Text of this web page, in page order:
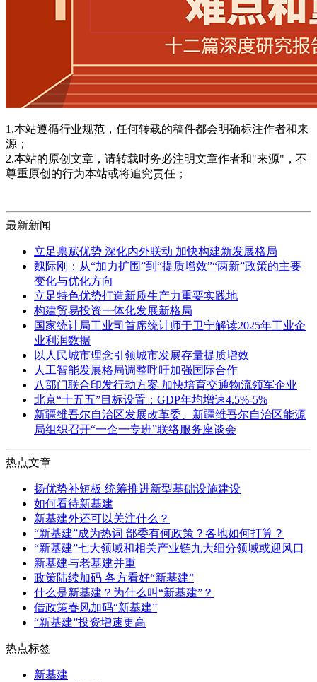
1.本站遵循行业规范，任何转载的稿件都会明确标注作者和来
源；
2.本站的原创文章，请转载时务必注明文章作者和"来源"，不
尊重原创的行为本站或将追究责任；
最新新闻
立足禀赋优势 深化内外联动 加快构建新发展格局
魏际刚：从“加力扩围”到“提质增效”“两新”政策的主要
变化与优化方向
立足特色优势打造新质生产力重要实践地
构建贸易投资一体化发展新格局
国家统计局工业司首席统计师于卫宁解读2025年工业企
业利润数据
以人民城市理念引领城市发展存量提质增效
人工智能发展格局调整呼吁加强国际合作
八部门联合印发行动方案 加快培育交通物流领军企业
北京“十五五”目标设置：GDP年均增速4.5%-5%
新疆维吾尔自治区发展改革委、新疆维吾尔自治区能源
局组织召开“一企一专班”联络服务座谈会
热点文章
扬优势补短板 统筹推进新型基础设施建设
如何看待新基建
新基建外还可以关注什么？
“新基建”成为热词 部委有何政策？各地如何打算？
“新基建”七大领域和相关产业链九大细分领域或迎风口
新基建与老基建并重
政策陆续加码 各方看好“新基建”
什么是新基建？为什么叫“新基建”？
借政策春风加码“新基建”
“新基建”投资增速更高
热点标签
新基建